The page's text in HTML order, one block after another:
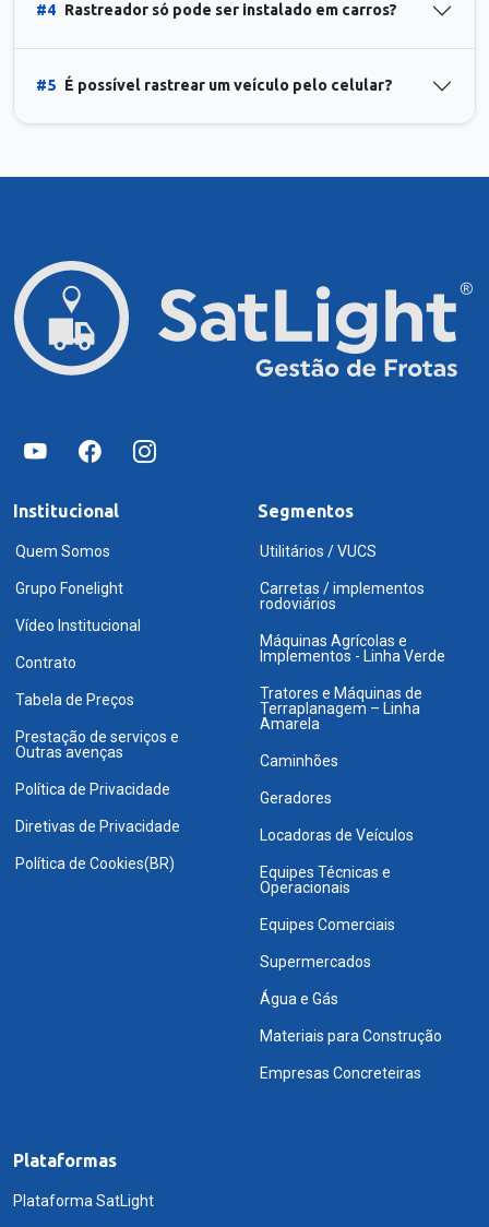
#4 Rastreador só pode ser instalado em carros?
#5 É possível rastrear um veículo pelo celular?
Institucional
Quem Somos
Grupo Fonelight
Vídeo Institucional
Contrato
Tabela de Preços
Prestação de serviços e
Outras avenças
Política de Privacidade
Diretivas de Privacidade
Política de Cookies(BR)
Segmentos
Utilitários / VUCS
Carretas / implementos
rodoviários
Máquinas Agrícolas e
Implementos - Linha Verde
Tratores e Máquinas de
Terraplanagem – Linha
Amarela
Caminhões
Geradores
Locadoras de Veículos
Equipes Técnicas e
Operacionais
Equipes Comerciais
Supermercados
Água e Gás
Materiais para Construção
Empresas Concreteiras
Plataformas
Plataforma SatLight